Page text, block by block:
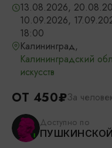
13.08.2026,
10.09.2026,
18:00
Калининград,
Калининградский
искусств
ОТ 450₽За
Доступно по